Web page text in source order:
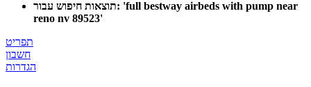
תוצאות חיפוש עבור: 'full bestway airbeds with pump near
reno nv 89523'
תפריט
חשבון
הגדרות